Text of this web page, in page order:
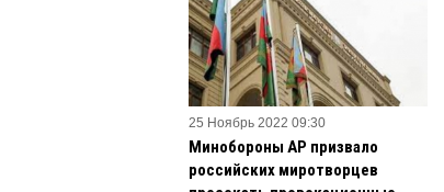
25 Ноябрь 2022 09:30
Минобороны АР призвало
российских миротворцев